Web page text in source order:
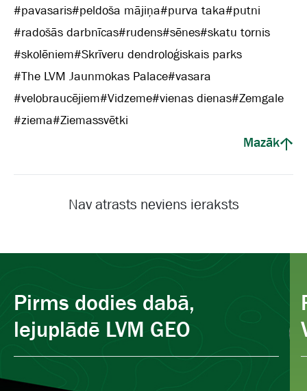
#pavasaris#peldoša mājiņa#purva taka#putni
#radošās darbnīcas#rudens#sēnes#skatu tornis
#skolēniem#Skrīveru dendroloģiskais parks
#The LVM Jaunmokas Palace#vasara
#velobraucējiem#Vidzeme#vienas dienas#Zemgale
#ziema#Ziemassvētki
Mazāk
Nav atrasts neviens ieraksts
Pirms dodies dabā,
lejuplādē LVM GEO